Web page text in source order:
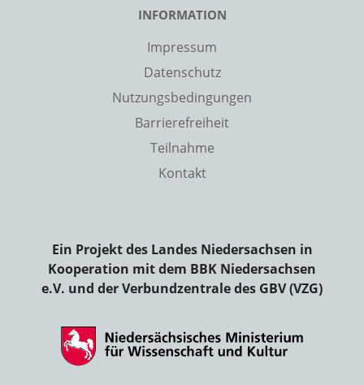
INFORMATION
Impressum
Datenschutz
Nutzungsbedingungen
Barrierefreiheit
Teilnahme
Kontakt
Ein Projekt des Landes Niedersachsen in
Kooperation mit dem BBK Niedersachsen
e.V. und der Verbundzentrale des GBV (VZG)